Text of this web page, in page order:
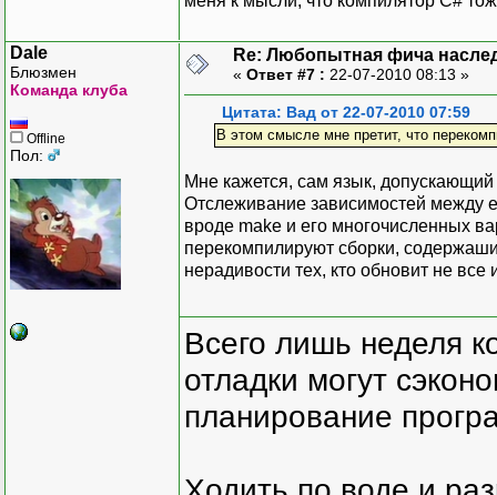
Dale
Блюзмен
Команда клуба
Offline
Пол:
Re: Любопытная фича
« Ответ #7 : 22-07-2010 08:13 »
Цитата: Вад от 22-07-2010 07:59
В этом смысле мне претит, что
Мне кажется, сам язык,
Отслеживание зависимостей между
вроде make и его многочисленных
перекомпилируют сборки,
нерадивости тех, кто обновит не
Всего лишь неделя
отладки могут
планирование